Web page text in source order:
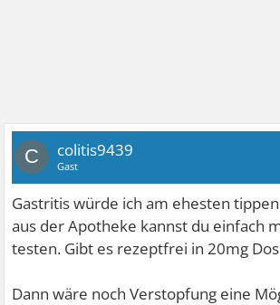
C colitis9439
Gast
Gastritis würde ich am ehesten
aus der Apotheke kannst du einfach
testen. Gibt es rezeptfrei in 20mg
Dann wäre noch Verstopfung eine